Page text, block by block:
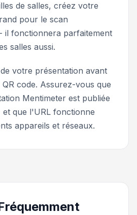
de salles, créez votre
pour le scan
il fonctionnera parfaitement
salles aussi.
votre présentation avant
code. Assurez-vous que
Mentimeter est publiée
et que l'URL fonctionne
appareils et réseaux.